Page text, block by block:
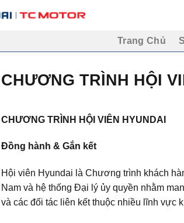
Trang Chủ
CHƯƠNG TRÌNH HỘI
CHƯƠNG TRÌNH HỘI VIÊN HYUNDAI
Đồng hành & Gắn kết
Hội viên Hyundai là Chương trình khách
Nam và hệ thống Đại lý ủy quyền nhằm
và các đối tác liên kết thuộc nhiều lĩnh vực